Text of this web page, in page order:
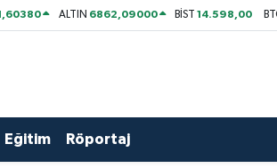
ALTIN 6862,09000 BİST14.598,00
Eğitim Röportaj